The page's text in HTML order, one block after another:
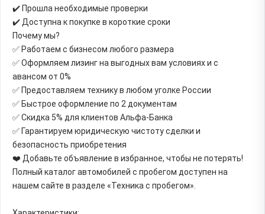
✔️ Прошла необходимые проверки
✔️ Доступна к покупке в короткие сроки
Почему мы?
✅ Работаем с бизнесом любого размера
✅ Оформляем лизинг на выгодных вам условиях и с
авансом от 0%
✅ Предоставляем технику в любом уголке России
✅ Быстрое оформление по 2 документам
✅ Скидка 5% для клиентов Альфа-Банка
✅ Гарантируем юридическую чистоту сделки и
безопасность приобретения
❤️ Добавьте объявление в избранное, чтобы не потерять!
Полный каталог автомобилей с пробегом доступен на
нашем сайте в разделе «Техника с пробегом».